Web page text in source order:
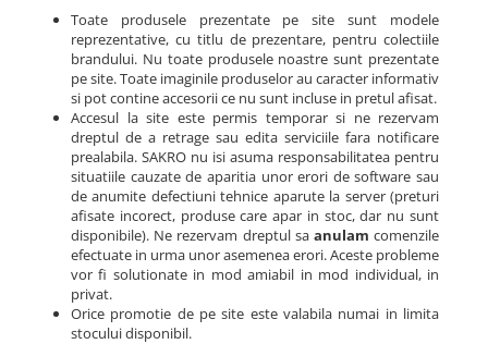
Toate produsele prezentate pe site sunt modele
reprezentative, cu titlu de prezentare, pentru colectiile
brandului. Nu toate produsele noastre sunt prezentate
pe site. Toate imaginile produselor au caracter informativ
si pot contine accesorii ce nu sunt incluse in pretul afisat.
Accesul la site este permis temporar si ne rezervam
dreptul de a retrage sau edita serviciile fara notificare
prealabila. SAKRO nu isi asuma responsabilitatea pentru
situatiile cauzate de aparitia unor erori de software sau
de anumite defectiuni tehnice aparute la server (preturi
afisate incorect, produse care apar in stoc, dar nu sunt
disponibile). Ne rezervam dreptul sa anulam comenzile
efectuate in urma unor asemenea erori. Aceste probleme
vor fi solutionate in mod amiabil in mod individual, in
privat.
Orice promotie de pe site este valabila numai in limita
stocului disponibil.